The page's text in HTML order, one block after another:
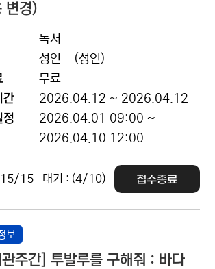
변경)
독서
성인
(성인)
무료
간
2026.04.12 ~ 2026.04.12
정
2026.04.01 09:00 ~
2026.04.10 12:00
15/15 대기 : (4/10) 접수종료
보
관주간] 투발루를 구해줘 : 바다